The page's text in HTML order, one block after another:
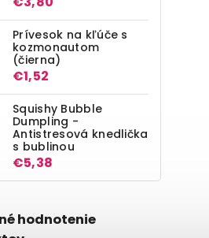
Prívesok na kľúče s
kozmonautom
(čierna)
€1,52
Squishy Bubble
Dumpling -
Antistresová knedlička
s bublinou
€5,38
hodnotenie